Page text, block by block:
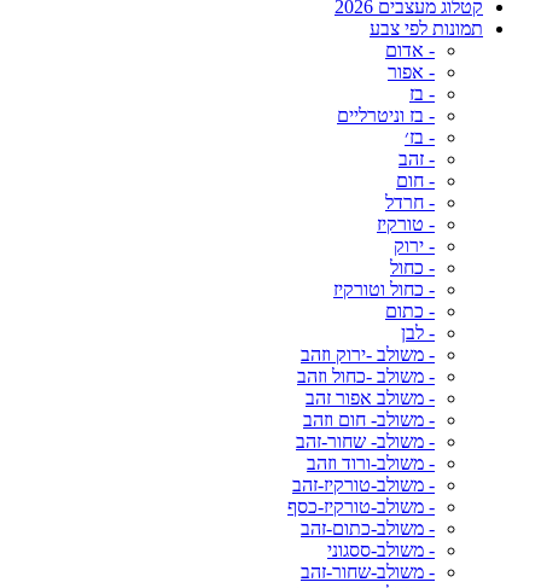
קטלוג מעצבים 2026
תמונות לפי צבע
- אדום
- אפור
- בז
- בז וניטרליים
- בז׳
- זהב
- חום
- חרדל
- טורקיז
- ירוק
- כחול
- כחול וטורקיז
- כתום
- לבן
- משולב -ירוק וזהב
- משולב -כחול וזהב
- משולב אפור זהב
- משולב- חום וזהב
- משולב- שחור-זהב
- משולב-ורוד וזהב
- משולב-טורקיז-זהב
- משולב-טורקיז-כסף
- משולב-כתום-זהב
- משולב-ססגוני
- משולב-שחור-זהב